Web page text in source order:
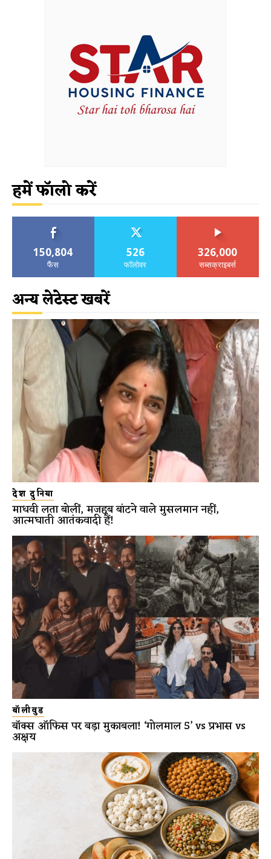
हमें फॉलो करें
150,804
फैंस
526
फॉलोवर
326,000
सब्सक्राइबर्स
अन्य लेटेस्ट खबरें
देश दुनिया
माधवी लता बोलीं, मजहब बांटने वाले मुसलमान नहीं,
आत्मघाती आतंकवादी हैं!
बॉलीवुड
बॉक्स ऑफिस पर बड़ा मुकाबला! ‘गोलमाल 5’ vs प्रभास vs
अक्षय